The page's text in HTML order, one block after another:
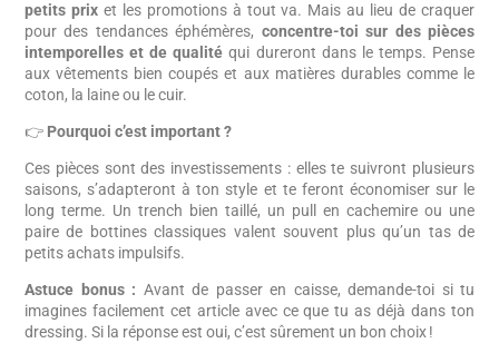
petits prixet les promotions à tout va. Mais au lieu de craquer
pour des tendances éphémères, concentre-toi sur des pièces
intemporelles et de qualité qui dureront dans le temps. Pense
aux vêtements bien coupés et aux matières durables comme le
coton, la laine ou le cuir.
👉 Pourquoi c’est important ?
Ces pièces sont des investissements : elles te suivront plusieurs
saisons, s’adapteront à ton style et te feront économiser sur le
long terme. Un trench bien taillé, un pull en cachemire ou une
paire de bottines classiques valent souvent plus qu’un tas de
petits achats impulsifs.
Astuce bonus : Avant de passer en caisse, demande-toi si tu
imagines facilement cet article avec ce que tu as déjà dans ton
dressing. Si la réponse est oui, c’est sûrement un bon choix !